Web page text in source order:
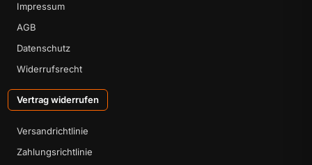
Impressum
AGB
Datenschutz
Widerrufsrecht
Vertrag widerrufen
Versandrichtlinie
Zahlungsrichtlinie